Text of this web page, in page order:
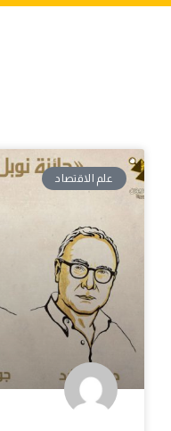
علم الاقتصاد